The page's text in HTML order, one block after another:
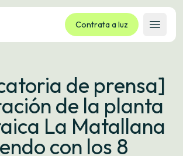
Contrata a luz
Abrir
de prensa]
de la planta
La Matallana
con los 8